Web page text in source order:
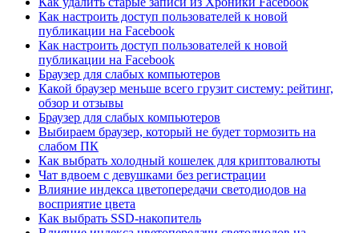
Как настроить доступ пользователей к новой
публикации на Facebook
Как настроить доступ пользователей к новой
публикации на Facebook
Браузер для слабых компьютеров
Какой браузер меньше всего грузит систему: рейтинг,
обзор и отзывы
Браузер для слабых компьютеров
Выбираем браузер, который не будет тормозить на
слабом ПК
Как выбрать холодный кошелек для криптовалюты
Чат вдвоем с девушками без регистрации
Влияние индекса цветопередачи светодиодов на
восприятие цвета
Как выбрать SSD-накопитель